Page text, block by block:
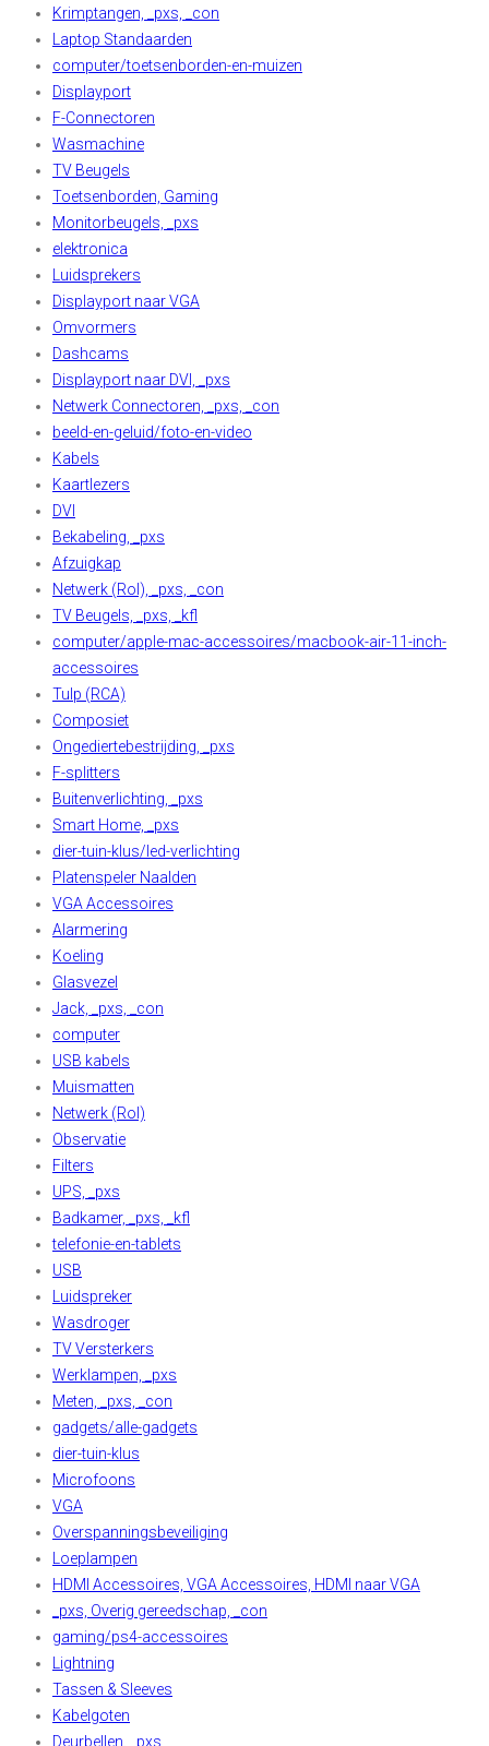
Krimptangen, _pxs, _con
Laptop Standaarden
computer/toetsenborden-en-muizen
Displayport
F-Connectoren
Wasmachine
TV Beugels
Toetsenborden, Gaming
Monitorbeugels, _pxs
elektronica
Luidsprekers
Displayport naar VGA
Omvormers
Dashcams
Displayport naar DVI, _pxs
Netwerk Connectoren, _pxs, _con
beeld-en-geluid/foto-en-video
Kabels
Kaartlezers
DVI
Bekabeling, _pxs
Afzuigkap
Netwerk (Rol), _pxs, _con
TV Beugels, _pxs, _kfl
computer/apple-mac-accessoires/macbook-air-11-inch-
accessoires
Tulp (RCA)
Composiet
Ongediertebestrijding, _pxs
F-splitters
Buitenverlichting, _pxs
Smart Home, _pxs
dier-tuin-klus/led-verlichting
Platenspeler Naalden
VGA Accessoires
Alarmering
Koeling
Glasvezel
Jack, _pxs, _con
computer
USB kabels
Muismatten
Netwerk (Rol)
Observatie
Filters
UPS, _pxs
Badkamer, _pxs, _kfl
telefonie-en-tablets
USB
Luidspreker
Wasdroger
TV Versterkers
Werklampen, _pxs
Meten, _pxs, _con
gadgets/alle-gadgets
dier-tuin-klus
Microfoons
VGA
Overspanningsbeveiliging
Loeplampen
HDMI Accessoires, VGA Accessoires, HDMI naar VGA
_pxs, Overig gereedschap, _con
gaming/ps4-accessoires
Lightning
Tassen & Sleeves
Kabelgoten
Deurbellen, _pxs